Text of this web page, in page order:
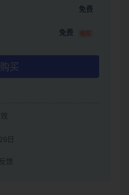
免费
免费 推荐
买
日
馈